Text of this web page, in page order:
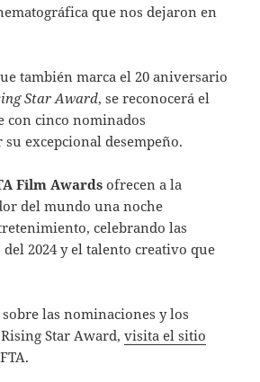
que nos dejaron en
también marca el 20 aniversario
Star Award, se reconocerá el
con cinco nominados
su excepcional desempeño.
Film Awardsofrecen a la
del mundo una noche
celebrando las
2024 y el talento creativo que
las nominaciones y los
Rising Star Award,visita el sitio